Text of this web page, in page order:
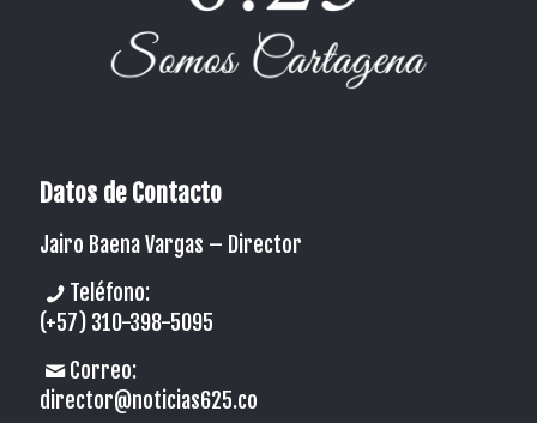
Datos de Contacto
Jairo Baena Vargas – Director
Teléfono:
(+57) 310-398-5095
Correo:
director@noticias625.co